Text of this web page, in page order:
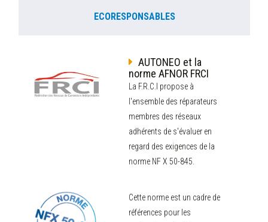
ECORESPONSABLES
AUTONEO et la
norme AFNOR FRCI
La F.R.C.I propose à
l'ensemble des réparateurs
membres des réseaux
adhérents de s'évaluer en
regard des exigences de la
norme NF X 50-845.
Cette norme est un cadre de
références pour les